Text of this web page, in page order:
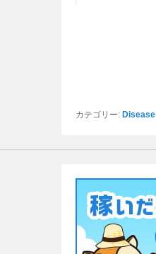
カテゴリー: Disease